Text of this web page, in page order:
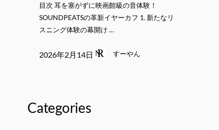
目次 耳を塞がずに映画館級の音体験！
SOUNDPEATSの革新イヤーカフ 1. 新たなリ
スニング体験の幕開け …
2026年2月14日 すーやん
Categories